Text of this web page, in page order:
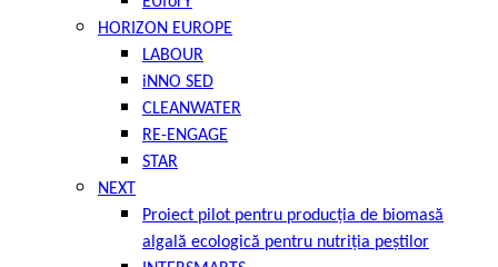
HORIZON EUROPE
LABOUR
iNNO SED
CLEANWATER
RE-ENGAGE
STAR
NEXT
Proiect pilot pentru producția de biomasă
algală ecologică pentru nutriția peștilor